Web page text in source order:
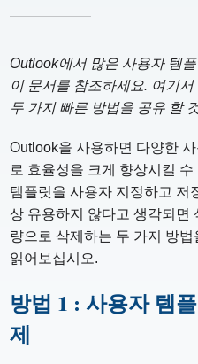
Outlook에서 많은 사용자 템
이 문서를 참조하세요. 여기
두 가지 빠른 방법을 공유 할
Outlook을 사용하면 다양한
로 효율성을 크게 향상시킬
템플릿을 사용자 지정하고 저
상 유용하지 않다고 생각되면
량으로 삭제하는 두 가지 방
읽어보십시오.
방법 1 : 사용자 템
제